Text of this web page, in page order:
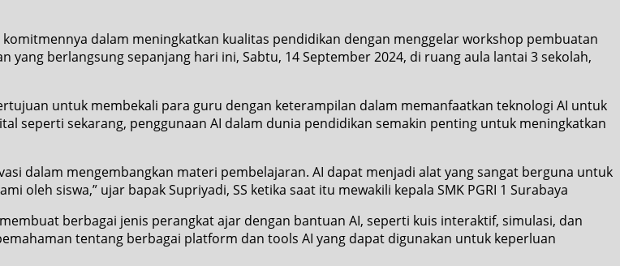
komitmennya dalam meningkatkan kualitas pendidikan dengan menggelar workshop pembuatan
berlangsung sepanjang hari ini, Sabtu, 14 September 2024, di ruang aula lantai 3 sekolah,
untuk membekali para guru dengan keterampilan dalam memanfaatkan teknologi AI untuk
seperti sekarang, penggunaan AI dalam dunia pendidikan semakin penting untuk meningkatkan
dalam mengembangkan materi pembelajaran. AI dapat menjadi alat yang sangat berguna untuk
siswa,” ujar bapak Supriyadi, SS ketika saat itu mewakili kepala SMK PGRI 1 Surabaya
berbagai jenis perangkat ajar dengan bantuan AI, seperti kuis interaktif, simulasi, dan
tentang berbagai platform dan tools AI yang dapat digunakan untuk keperluan